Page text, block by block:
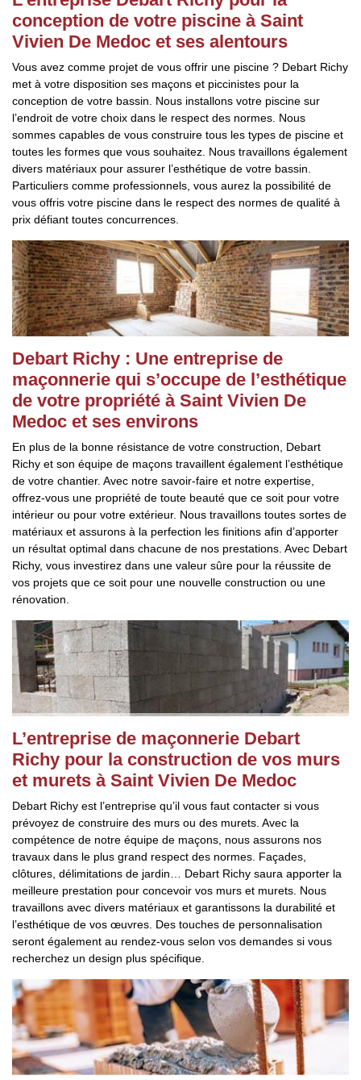
conception de votre piscine à Saint
Vivien De Medoc et ses alentours
Vous avez comme projet de vous offrir une piscine ? Debart Richy
met à votre disposition ses maçons et piccinistes pour la
conception de votre bassin. Nous installons votre piscine sur
l’endroit de votre choix dans le respect des normes. Nous
sommes capables de vous construire tous les types de piscine et
toutes les formes que vous souhaitez. Nous travaillons également
divers matériaux pour assurer l’esthétique de votre bassin.
Particuliers comme professionnels, vous aurez la possibilité de
vous offris votre piscine dans le respect des normes de qualité à
prix défiant toutes concurrences.
Debart Richy : Une entreprise de
maçonnerie qui s’occupe de l’esthétique
de votre propriété à Saint Vivien De
Medoc et ses environs
En plus de la bonne résistance de votre construction, Debart
Richy et son équipe de maçons travaillent également l’esthétique
de votre chantier. Avec notre savoir-faire et notre expertise,
offrez-vous une propriété de toute beauté que ce soit pour votre
intérieur ou pour votre extérieur. Nous travaillons toutes sortes de
matériaux et assurons à la perfection les finitions afin d’apporter
un résultat optimal dans chacune de nos prestations. Avec Debart
Richy, vous investirez dans une valeur sûre pour la réussite de
vos projets que ce soit pour une nouvelle construction ou une
rénovation.
L’entreprise de maçonnerie Debart
Richy pour la construction de vos murs
et murets à Saint Vivien De Medoc
Debart Richy est l’entreprise qu’il vous faut contacter si vous
prévoyez de construire des murs ou des murets. Avec la
compétence de notre équipe de maçons, nous assurons nos
travaux dans le plus grand respect des normes. Façades,
clôtures, délimitations de jardin… Debart Richy saura apporter la
meilleure prestation pour concevoir vos murs et murets. Nous
travaillons avec divers matériaux et garantissons la durabilité et
l’esthétique de vos œuvres. Des touches de personnalisation
seront également au rendez-vous selon vos demandes si vous
recherchez un design plus spécifique.